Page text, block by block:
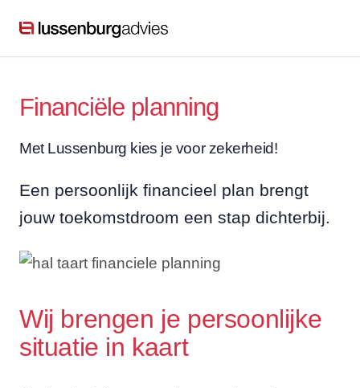
Financiële planning
Met Lussenburg kies je voor zekerheid!
Een persoonlijk financieel plan brengt
jouw toekomstdroom een stap dichterbij.
Wij brengen je persoonlijke
situatie in kaart